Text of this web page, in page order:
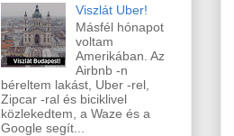
Viszlát Uber!
Másfél hónapot
voltam
Amerikában. Az
Airbnb -n
béreltem lakást, Uber -rel,
Zipcar -ral és biciklivel
közlekedtem, a Waze és a
Google segít...